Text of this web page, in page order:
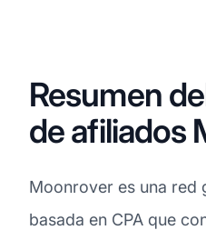
Resumen
de afiliados
Moonrover es una red
basada en CPA que